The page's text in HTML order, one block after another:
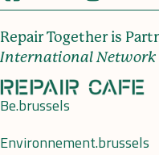
Repair Together is
International Network
Be.brussels
Environnement.brussels